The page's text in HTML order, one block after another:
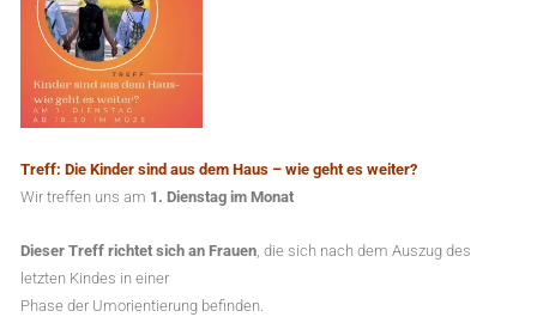
Treff: Die Kinder sind aus dem Haus – wie geht es weiter?
Wir treffen uns am 1. Dienstag im Monat
Dieser Treff richtet sich an Frauen, die sich nach dem Auszug des
letzten Kindes in einer
Phase der Umorientierung befinden.